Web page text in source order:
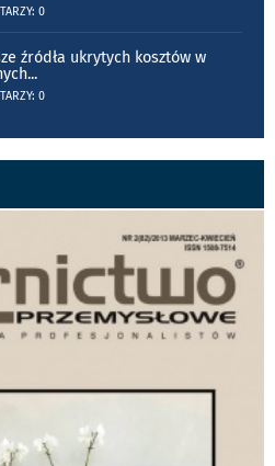
0
źródła ukrytych kosztów w
...
0